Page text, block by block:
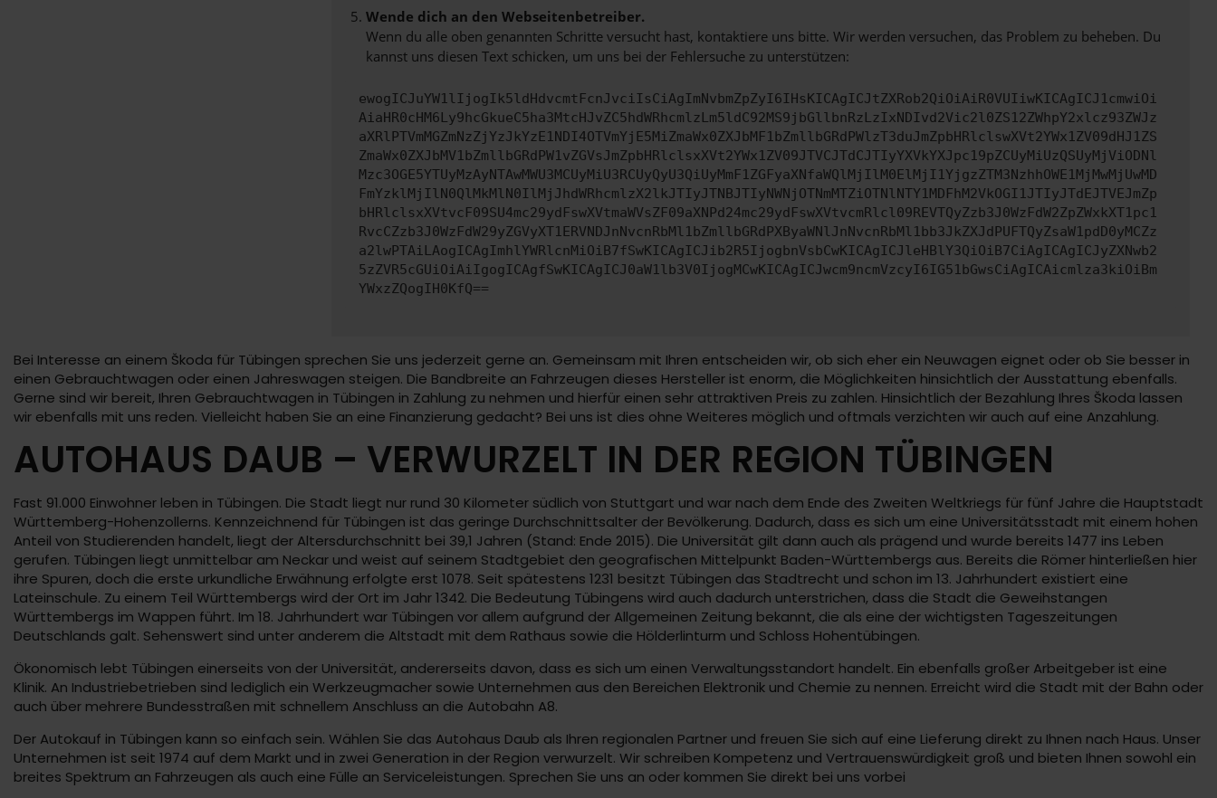
Wende dich an den Webseitenbetreiber.
Wenn du alle oben genannten Schritte versucht hast, kontaktiere uns bitte. Wir werden versuchen, das Problem zu beheben. Du
kannst uns diesen Text schicken, um uns bei der Fehlersuche zu unterstützen:
ewogICJuYW1lIjogIk5ldHdvcmtFcnJvciIsCiAgImNvbmZpZyI6IHsKICAgICJtZXRob2QiOiAiR0VUIiwKICAgICJ1cmwiOi
AiaHR0cHM6Ly9hcGkueC5ha3MtcHJvZC5hdWRhcmlzLm5ldC92MS9jbGllbnRzLzIxNDIvd2Vic2l0ZS12ZWhpY2xlcz93ZWJz
aXRlPTVmMGZmNzZjYzJkYzE1NDI4OTVmYjE5MiZmaWx0ZXJbMF1bZmllbGRdPWlzT3duJmZpbHRlclswXVt2YWx1ZV09dHJ1ZS
ZmaWx0ZXJbMV1bZmllbGRdPW1vZGVsJmZpbHRlclsxXVt2YWx1ZV09JTVCJTdCJTIyYXVkYXJpc19pZCUyMiUzQSUyMjViODNl
Mzc3OGE5YTUyMzAyNTAwMWU3MCUyMiU3RCUyQyU3QiUyMmF1ZGFyaXNfaWQlMjIlM0ElMjI1YjgzZTM3NzhhOWE1MjMwMjUwMD
FmYzklMjIlN0QlMkMlN0IlMjJhdWRhcmlzX2lkJTIyJTNBJTIyNWNjOTNmMTZiOTNlNTY1MDFhM2VkOGI1JTIyJTdEJTVEJmZp
bHRlclsxXVtvcF09SU4mc29ydFswXVtmaWVsZF09aXNPd24mc29ydFswXVtvcmRlcl09REVTQyZzb3J0WzFdW2ZpZWxkXT1pc1
RvcCZzb3J0WzFdW29yZGVyXT1ERVNDJnNvcnRbMl1bZmllbGRdPXByaWNlJnNvcnRbMl1bb3JkZXJdPUFTQyZsaW1pdD0yMCZz
a2lwPTAiLAogICAgImhlYWRlcnMiOiB7fSwKICAgICJib2R5IjogbnVsbCwKICAgICJleHBlY3QiOiB7CiAgICAgICJyZXNwb2
5zZVR5cGUiOiAiIgogICAgfSwKICAgICJ0aW1lb3V0IjogMCwKICAgICJwcm9ncmVzcyI6IG51bGwsCiAgICAicmlza3kiOiBm
YWxzZQogIH0KfQ==
Bei Interesse an einem Škoda für Tübingen sprechen Sie uns jederzeit gerne an. Gemeinsam mit Ihren entscheiden wir, ob sich eher ein Neuwagen eignet oder ob Sie besser in
einen Gebrauchtwagen oder einen Jahreswagen steigen. Die Bandbreite an Fahrzeugen dieses Hersteller ist enorm, die Möglichkeiten hinsichtlich der Ausstattung ebenfalls.
Gerne sind wir bereit, Ihren Gebrauchtwagen in Tübingen in Zahlung zu nehmen und hierfür einen sehr attraktiven Preis zu zahlen. Hinsichtlich der Bezahlung Ihres Škoda lassen
wir ebenfalls mit uns reden. Vielleicht haben Sie an eine Finanzierung gedacht? Bei uns ist dies ohne Weiteres möglich und oftmals verzichten wir auch auf eine Anzahlung.
AUTOHAUS DAUB – VERWURZELT IN DER REGION TÜBINGEN
Fast 91.000 Einwohner leben in Tübingen. Die Stadt liegt nur rund 30 Kilometer südlich von Stuttgart und war nach dem Ende des Zweiten Weltkriegs für fünf Jahre die Hauptstadt
Württemberg-Hohenzollerns. Kennzeichnend für Tübingen ist das geringe Durchschnittsalter der Bevölkerung. Dadurch, dass es sich um eine Universitätsstadt mit einem hohen
Anteil von Studierenden handelt, liegt der Altersdurchschnitt bei 39,1 Jahren (Stand: Ende 2015). Die Universität gilt dann auch als prägend und wurde bereits 1477 ins Leben
gerufen. Tübingen liegt unmittelbar am Neckar und weist auf seinem Stadtgebiet den geografischen Mittelpunkt Baden-Württembergs aus. Bereits die Römer hinterließen hier
ihre Spuren, doch die erste urkundliche Erwähnung erfolgte erst 1078. Seit spätestens 1231 besitzt Tübingen das Stadtrecht und schon im 13. Jahrhundert existiert eine
Lateinschule. Zu einem Teil Württembergs wird der Ort im Jahr 1342. Die Bedeutung Tübingens wird auch dadurch unterstrichen, dass die Stadt die Geweihstangen
Württembergs im Wappen führt. Im 18. Jahrhundert war Tübingen vor allem aufgrund der Allgemeinen Zeitung bekannt, die als eine der wichtigsten Tageszeitungen
Deutschlands galt. Sehenswert sind unter anderem die Altstadt mit dem Rathaus sowie die Hölderlinturm und Schloss Hohentübingen.
Ökonomisch lebt Tübingen einerseits von der Universität, andererseits davon, dass es sich um einen Verwaltungsstandort handelt. Ein ebenfalls großer Arbeitgeber ist eine
Klinik. An Industriebetrieben sind lediglich ein Werkzeugmacher sowie Unternehmen aus den Bereichen Elektronik und Chemie zu nennen. Erreicht wird die Stadt mit der Bahn oder
auch über mehrere Bundesstraßen mit schnellem Anschluss an die Autobahn A8.
Der Autokauf in Tübingen kann so einfach sein. Wählen Sie das Autohaus Daub als Ihren regionalen Partner und freuen Sie sich auf eine Lieferung direkt zu Ihnen nach Haus. Unser
Unternehmen ist seit 1974 auf dem Markt und in zwei Generation in der Region verwurzelt. Wir schreiben Kompetenz und Vertrauenswürdigkeit groß und bieten Ihnen sowohl ein
breites Spektrum an Fahrzeugen als auch eine Fülle an Serviceleistungen. Sprechen Sie uns an oder kommen Sie direkt bei uns vorbei